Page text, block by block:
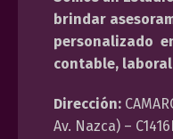
brindar
personalizado
contable,
Dirección:
Av. Nazca) –